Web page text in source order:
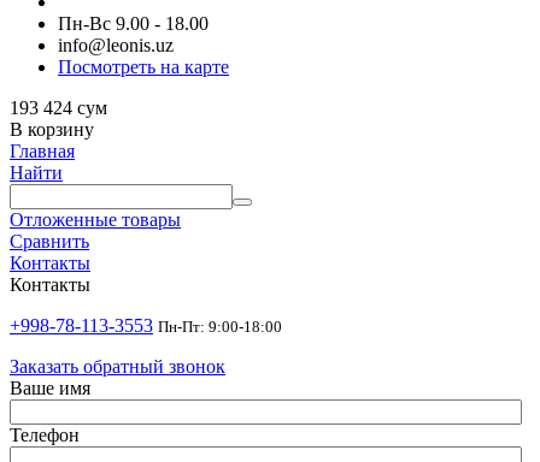
Пн-Вс 9.00 - 18.00
info@leonis.uz
Посмотреть на карте
193 424 сум
В корзину
Главная
Найти
Отложенные товары
Сравнить
Контакты
Контакты
+998-78-113-3553 Пн-Пт: 9:00-18:00
Заказать обратный звонок
Ваше имя
Телефон